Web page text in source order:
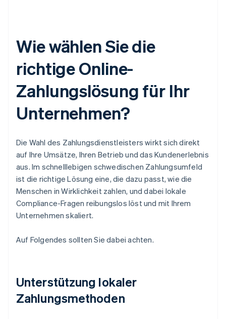
Wie wählen Sie die
richtige Online-
Zahlungslösung für Ihr
Unternehmen?
Die Wahl des Zahlungsdienstleisters wirkt sich direkt
auf Ihre Umsätze, Ihren Betrieb und das Kundenerlebnis
aus. Im schnelllebigen schwedischen Zahlungsumfeld
ist die richtige Lösung eine, die dazu passt, wie die
Menschen in Wirklichkeit zahlen, und dabei lokale
Compliance-Fragen reibungslos löst und mit Ihrem
Unternehmen skaliert.
Auf Folgendes sollten Sie dabei achten.
Unterstützung lokaler
Zahlungsmethoden